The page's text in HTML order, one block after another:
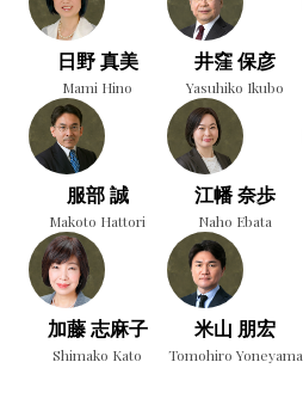
日野 真美
Mami Hino
井窪 保彦
Yasuhiko Ikubo
服部 誠
Makoto Hattori
江幡 奈歩
Naho Ebata
加藤 志麻子
Shimako Kato
米山 朋宏
Tomohiro Yoneyama